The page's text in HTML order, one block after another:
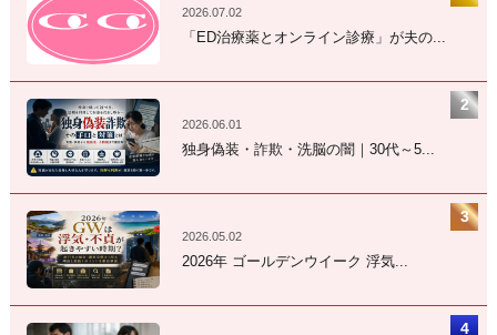
2026.07.02
「ED治療薬とオンライン診療」が夫の...
2026.06.01
独身偽装・詐欺・洗脳の闇｜30代～5...
2026.05.02
2026年 ゴールデンウイーク 浮気...